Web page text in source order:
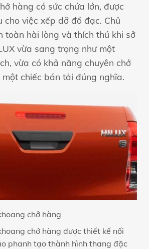
hàng có sức chứa lớn, được
cho việc xếp dỡ đồ đạc. Chủ
toàn hài lòng và thích thú khi sở
vừa sang trọng như một
vừa có khả năng chuyên chở
chiếc bán tải đúng nghĩa.
chở hàng
chở hàng được thiết kế nối
phanh tạo thành hình thang đặc